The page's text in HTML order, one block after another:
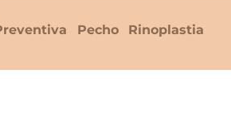
Pecho Rinoplastia